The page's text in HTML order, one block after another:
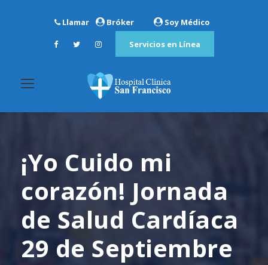
Llamar Bróker Soy Médico
Servicios en Línea
¡Yo Cuido mi
corazón! Jornada
de Salud Cardíaca
29 de Septiembre